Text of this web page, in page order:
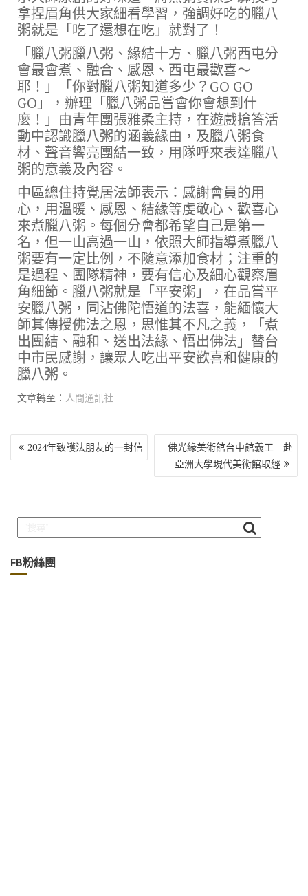
拿捏眉角供大家細看學習，強調好吃的臘八
粥就是「吃了還想在吃」就對了！
「臘八粥臘八粥、緣結十方、臘八粥西屯分
會最會煮、融合、感恩、西屯最歡喜～
耶！」「你對臘八粥知道多少？GO GO
GO」，辦理「臘八粥品嘗會你會想到什
麼！」由青年團張雅柔主持，在遊戲搶答活
動中認識臘八粥的涵義緣由，及臘八粥食
材、聲音響亮團結一致，用隊呼來表達臘八
粥的意義及內容。
中區總住持覺居法師表示：感謝會員的用
心，用溫暖、感恩、結緣等虔敬心、歡喜心
來煮臘八粥。每個分會都希望自己是第一
名，但一山高過一山，依照大師指導煮臘八
粥要有一定比例，不隨意添加食材；注重的
是過程、團隊精神，要有信心及細心觀察眉
角細節。臘八粥就是「平安粥」，在品嘗平
安臘八粥，同沾佛陀悟道的法喜，能緬懷大
師其傳授佛法之恩，思惟其不凡之義，「煮
出團結、融和、送出法緣、悟出佛法」替台
中市民感謝，讓眾人吃出平安歡喜和健康的
臘八粥。
文章轉至： 人間通訊社
文
章
2024年致護法朋友的一封信
佛光緣美術館台中館義工 赴
亞洲大學現代美術館取經
FB粉絲團